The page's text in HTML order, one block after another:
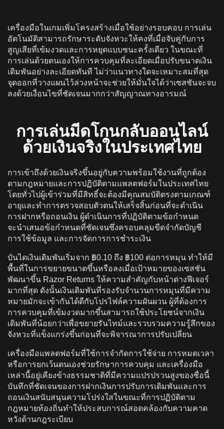
เครื่องมือในเกมเพิ่มโครงสร้างเมื่อใช้อย่างรอบคอบ การเล่น
อัตโนมัติสามารถรักษาระดับจังหวะให้คงที่เมื่อจับคู่กับการ
สูญเสียที่เข้มงวดและการหยุดแบบชนะครั้งเดียว ในขณะที่
การเล่นด้วยตนเองให้การควบคุมที่ละเอียดเมื่อปรับขนาดเงิน
เดิมพันอย่างละเอียดทันที ไม่ว่าแนวทางใดจะเหมาะสมที่สุด
จุดออกที่วางแผนไว้ล่วงหน้าจะช่วยให้มั่นใจได้ว่าเซสชันจะจบ
ลงด้วยเงื่อนไขที่ชัดเจนมากกว่าสัญญาณทางอารมณ์
การเล่นมีดโกนกลับออนไลน์
ด้วยเงินจริงในประเทศไทย
การเข้าถึงด้วยเงินจริงขึ้นอยู่กับความพร้อมใช้งานที่ถูกต้อง
ตามกฎหมายและการปฏิบัติตามแพลตฟอร์มในประเทศไทย
โดยทั่วไปผู้เข้าร่วมที่มีสิทธิ์จะต้องมีคุณสมบัติตรงตามเกณฑ์
อายุและทําการตรวจสอบตัวตนให้เสร็จสิ้นก่อนที่จะดําเนิน
การฝากหรือถอนเงิน ผู้ดําเนินการที่ปฏิบัติตามข้อกําหนด
จะนําเสนอข้อกําหนดที่ชัดเจนซึ่งครอบคลุมขีดจํากัดบัญชี
การใช้ข้อมูล และการจัดการการชําระเงิน
บันไดเงินเดิมพันเริ่มจาก ฿0.10 ถึง ฿100 ต่อการหมุน ทําให้มี
พื้นที่ในการขยายขนาดขึ้นหรือลงเมื่อเป้าหมายของเซสชัน
พัฒนาขึ้น Razor Returns ให้ความสําคัญกับหน้าต่างฟีเจอร์
มากที่สุด ดังนั้นเงินเดิมพันที่รองรับจํานวนการหมุนที่มีความ
หมายมักจะเข้ากันได้ดีกับโปรไฟล์ความผันผวน ผู้ที่ต้องการ
การควบคุมที่เข้มงวดมากขึ้นสามารถใช้ประโยชน์จากเงิน
เดิมพันที่น้อยกว่าเพื่อขยายรันไทม์และรวบรวมความรู้สึกของ
จังหวะที่แข็งแกร่งขึ้นก่อนที่จะพิจารณาการปรับเปลี่ยน
เครื่องมือแพลตฟอร์มที่ใช้การจํากัดการใช้จ่าย การหมดเวลา
หรือการยกเว้นตนเองช่วยรักษาการควบคุม และเครื่องมือ
เหล่านี้อยู่เคียงข้างธรรมชาติที่มีความแปรปรวนสูงของชื่อนี้
บันทึกที่ชัดเจนของการฝากเงินการปรับการเดิมพันและการ
ถอนเงินสนับสนุนความโปร่งใสในขณะที่การปฏิบัติตาม
กฎหมายท้องถิ่นทําให้ประสบการณ์สอดคล้องกับความคาด
หวังด้านกฎระเบียบ